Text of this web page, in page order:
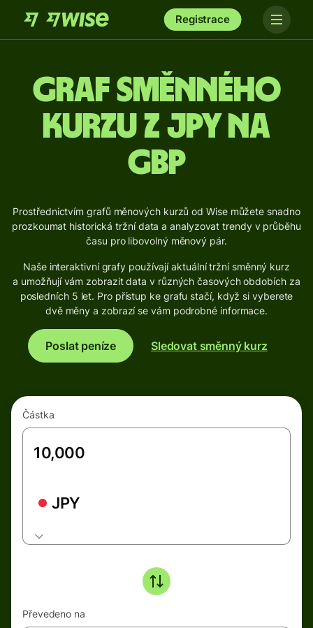
Registrace
Graf směnného
kurzu z JPY na
GBP
Prostřednictvím grafů měnových kurzů od Wise můžete snadno
prozkoumat historická tržní data a analyzovat trendy v průběhu
času pro libovolný měnový pár.
Naše interaktivní grafy používají aktuální tržní směnný kurz
a umožňují vám zobrazit data v různých časových obdobích za
posledních 5 let. Pro přístup ke grafu stačí, když si vyberete
dvě měny a zobrazí se vám podrobné informace.
Poslat peníze Sledovat směnný kurz
Částka
JPY
Převedeno na